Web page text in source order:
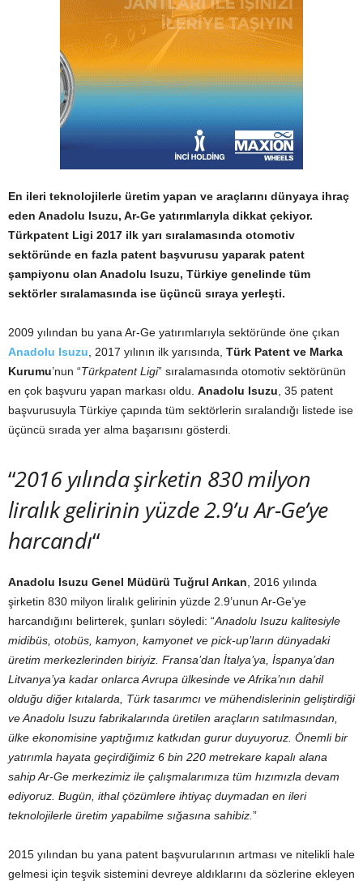
En ileri teknolojilerle üretim yapan ve araçlarını dünyaya ihraç
eden Anadolu Isuzu, Ar-Ge yatırımlarıyla dikkat çekiyor.
Türkpatent Ligi 2017 ilk yarı sıralamasında otomotiv
sektöründe en fazla patent başvurusu yaparak patent
şampiyonu olan Anadolu Isuzu, Türkiye genelinde tüm
sektörler sıralamasında ise üçüncü sıraya yerleşti.
2009 yılından bu yana Ar-Ge yatırımlarıyla sektöründe öne çıkan
Anadolu Isuzu , 2017 yılının ilk yarısında, Türk Patent ve Marka
Kurumu’nun “Türkpatent Ligi” sıralamasında otomotiv sektörünün
en çok başvuru yapan markası oldu. Anadolu Isuzu , 35 patent
başvurusuyla Türkiye çapında tüm sektörlerin sıralandığı listede ise
üçüncü sırada yer alma başarısını gösterdi.
“2016 yılında şirketin 830 milyon
liralık gelirinin yüzde 2.9’u Ar-Ge’ye
harcandı“
Anadolu Isuzu Genel Müdürü Tuğrul Arıkan , 2016 yılında
şirketin 830 milyon liralık gelirinin yüzde 2.9’unun Ar-Ge’ye
harcandığını belirterek, şunları söyledi: “Anadolu Isuzu kalitesiyle
midibüs, otobüs, kamyon, kamyonet ve pick-up’ların dünyadaki
üretim merkezlerinden biriyiz. Fransa’dan İtalya’ya, İspanya’dan
Litvanya’ya kadar onlarca Avrupa ülkesinde ve Afrika’nın dahil
olduğu diğer kıtalarda, Türk tasarımcı ve mühendislerinin geliştirdiği
ve Anadolu Isuzu fabrikalarında üretilen araçların satılmasından,
ülke ekonomisine yaptığımız katkıdan gurur duyuyoruz. Önemli bir
yatırımla hayata geçirdiğimiz 6 bin 220 metrekare kapalı alana
sahip Ar-Ge merkezimiz ile çalışmalarımıza tüm hızımızla devam
ediyoruz. Bugün, ithal çözümlere ihtiyaç duymadan en ileri
teknolojilerle üretim yapabilme sığasına sahibiz. ”
2015 yılından bu yana patent başvurularının artması ve nitelikli hale
gelmesi için teşvik sistemini devreye aldıklarını da sözlerine ekleyen